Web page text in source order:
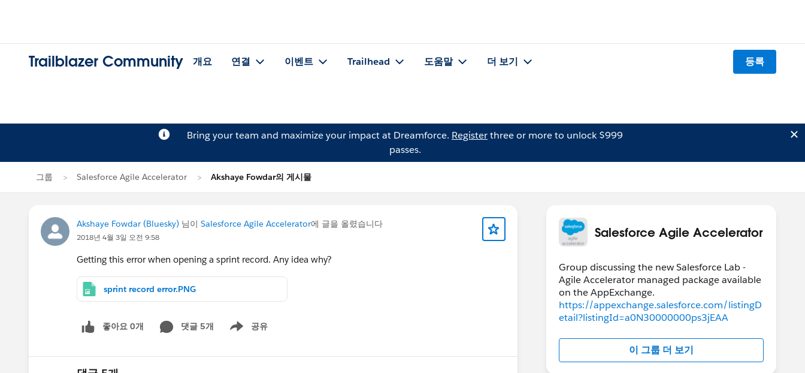
Trailblazer Community 개요 연결 이벤트 Trailhead 도움말 더 보기 등록
Bring your team and maximize your impact at Dreamforce. Registerthree or more to unlock $999
passes.
그룹 Salesforce Agile Accelerator Akshaye Fowdar의 게시물
Akshaye Fowdar (Bluesky) 님이 Salesforce Agile Accelerator에 글을 올렸습니다
2018년 4월 3일 오전 9:58
Getting this error when opening a sprint record. Any idea why?
sprint record error.PNG
좋아요 0개 댓글 5개 공유
Show menu
Salesforce Agile Accelerator
Group discussing the new Salesforce Lab -
Agile Accelerator managed package available
https://appexchange.salesforce.com/listingD
etail?listingId=a0N30000000ps3jEAA
이 그룹 더 보기